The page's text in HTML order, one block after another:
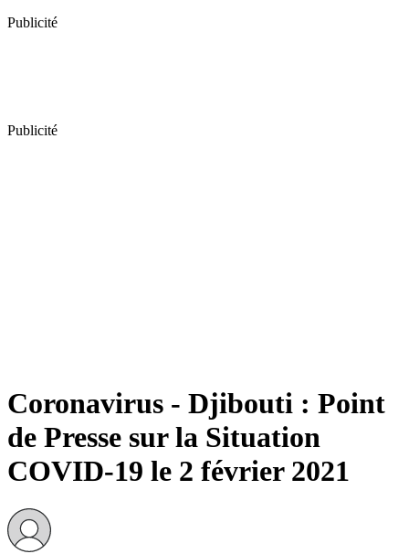
Publicité
Publicité
Coronavirus - Djibouti : Point
de Presse sur la Situation
COVID-19 le 2 février 2021